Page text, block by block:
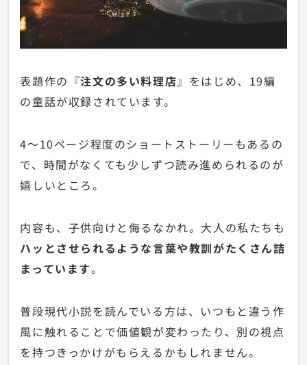
表題作の『注文の多い料理店』をはじめ、19編
の童話が収録されています。
4〜10ページ程度のショートストーリーもあるの
で、時間がなくても少しずつ読み進められるのが
嬉しいところ。
内容も、子供向けと侮るなかれ。大人の私たちも
ハッとさせられるような言葉や教訓がたくさん詰
まっています。
普段現代小説を読んでいる方は、いつもと違う作
風に触れることで価値観が変わったり、別の視点
を持つきっかけがもらえるかもしれません。